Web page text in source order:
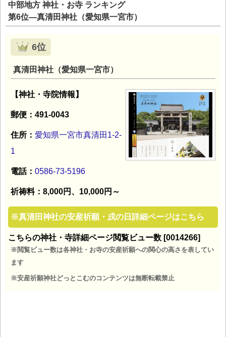
中部地方 神社・お寺 ランキング
第6位―真清田神社（愛知県一宮市）
6位
真清田神社（愛知県一宮市）
【神社・寺院情報】
郵便：491-0043
住所： 愛知県一宮市真清田1-2-
1
電話： 0586-73-5196
祈祷料：8,000円、10,000円～
※真清田神社の安産祈願・戌の日詳細ページはこちら
こちらの神社・寺詳細ページ閲覧ビュー数 [0014266]
※閲覧ビュー数は各神社・お寺の安産祈願への関心の高さを表してい
ます
※安産祈願神社どっとこむのコンテンツは無断転載禁止